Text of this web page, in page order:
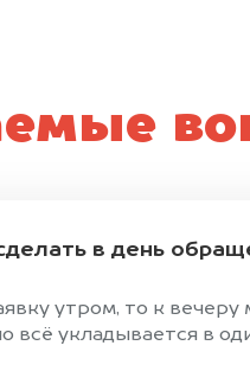
в день
утром, то к
всё укладывается в